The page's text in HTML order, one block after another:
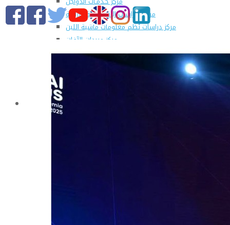
مركز الدراسات الإقتصادية الزراعية
مركز دراسات نُظم معلومات ماشية اللبن
مركز مبيدات الآفات
مطبعة كلية الزراعة
وحدة الهندسة الزراعية للدراسات والإستشارات الفنية
التسجيل في دورات مركز الحاسب الآلي بالكلية
التعليم والطلاب